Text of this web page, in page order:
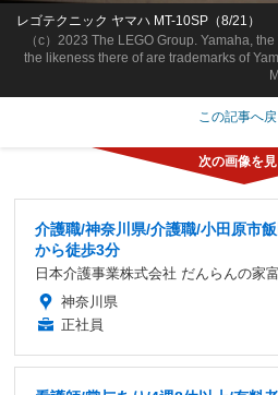
（c）2023 The LEGO Group. Yamaha,
the likeness there of are trademarks of
レゴテクニック ヤマハ MT-10SP（8/21）
この記事へ
介護職/神奈川県/介護職/小田原市
から徒歩3分
日本介護事業株式会社 だんらんの家
神奈川県
正社員